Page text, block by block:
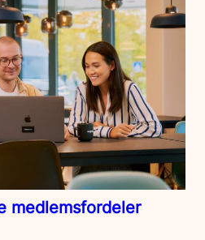
medlemsfordeler